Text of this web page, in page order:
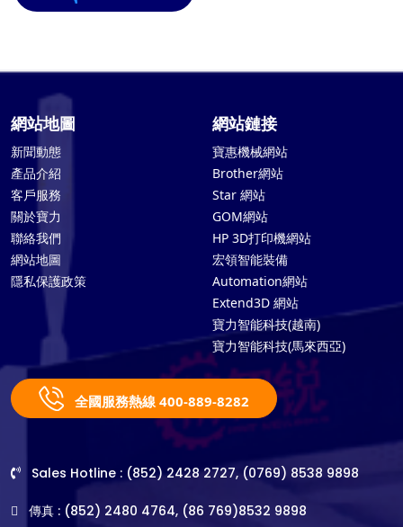
網站地圖
新聞動態
產品介紹
客戶服務
關於寶力
聯絡我們
網站地圖
隱私保護政策
網站鏈接
寶惠機械網站
Brother網站
Star 網站
GOM網站
HP 3D打印機網站
宏領智能裝備
Automation網站
Extend3D 網站
寶力智能科技(越南)
寶力智能科技(馬來西亞)
全國服務熱線 400-889-8282
Sales Hotline : (852) 2428 2727, (0769) 8538 9898
傳真 : (852) 2480 4764, (86 769)8532 9898